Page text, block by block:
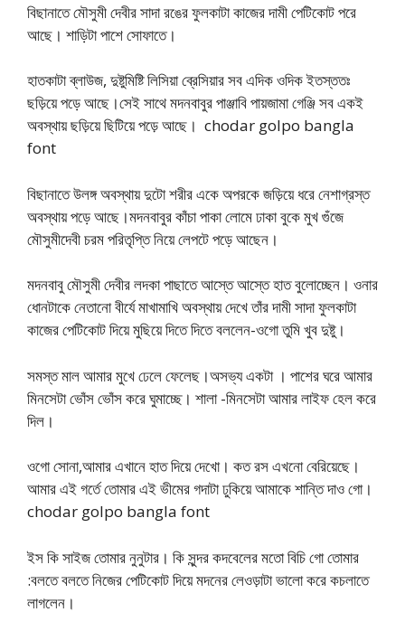
বিছানাতে মৌসুমী দেবীর সাদা রঙের ফুলকাটা কাজের দামী পেটিকোট পরে
আছে। শাড়িটা পাশে সোফাতে।
হাতকাটা ব্লাউজ, দুষ্টুমিষ্টি লিসিয়া ব্রেসিয়ার সব এদিক ওদিক ইতস্ততঃ
ছড়িয়ে পড়ে আছে।সেই সাথে মদনবাবুর পাঞ্জাবি পায়জামা গেঞ্জি সব একই
অবস্থায় ছড়িয়ে ছিটিয়ে পড়ে আছে। chodar golpo bangla
font
বিছানাতে উলঙ্গ অবস্থায় দুটো শরীর একে অপরকে জড়িয়ে ধরে নেশাগ্রস্ত
অবস্থায় পড়ে আছে।মদনবাবুর কাঁচা পাকা লোমে ঢাকা বুকে মুখ গুঁজে
মৌসুমীদেবী চরম পরিতৃপ্তি নিয়ে লেপটে পড়ে আছেন।
মদনবাবু মৌসুমী দেবীর লদকা পাছাতে আস্তে আস্তে হাত বুলোচ্ছেন। ওনার
ধোনটাকে নেতানো বীর্যে মাখামাখি অবস্থায় দেখে তাঁর দামী সাদা ফুলকাটা
কাজের পেটিকোট দিয়ে মুছিয়ে দিতে দিতে বললেন-ওগো তুমি খুব দুষ্টু।
সমস্ত মাল আমার মুখে ঢেলে ফেলেছ।অসভ্য একটা । পাশের ঘরে আমার
মিনসেটা ভোঁস ভোঁস করে ঘুমাচ্ছে। শালা -মিনসেটা আমার লাইফ হেল করে
দিল।
ওগো সোনা,আমার এখানে হাত দিয়ে দেখো। কত রস এখনো বেরিয়েছে।
আমার এই গর্তে তোমার এই ভীমের গদাটা ঢুকিয়ে আমাকে শান্তি দাও গো।
chodar golpo bangla font
ইস কি সাইজ তোমার নুনুটার। কি সুন্দর কদবেলের মতো বিচি গো তোমার
:বলতে বলতে নিজের পেটিকোট দিয়ে মদনের লেওড়াটা ভালো করে কচলাতে
লাগলেন।